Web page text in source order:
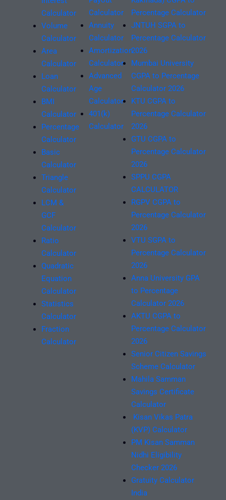
Calculator
Volume
Calculator
Area
Calculator
Loan
Calculator
BMI
Calculator
Percentage
Calculator
Basic
Calculator
Triangle
Calculator
LCM &
GCF
Calculator
Ratio
Calculator
Quadratic
Equation
Calculator
Statistics
Calculator
Fraction
Calculator
Calculator
Annuity
Calculator
Amortization
Calculator
Advanced
Age
Calculator
401(k)
Calculator
Percentage Calculator
JNTUH SGPA to
Percentage Calculator
2026
Mumbai University
CGPA to Percentage
Calculator 2026
KTU CGPA to
Percentage Calculator
2026
GTU CGPA to
Percentage Calculator
2026
SPPU CGPA
CALCULATOR
RGPV CGPA to
Percentage Calculator
2026
VTU SGPA to
Percentage Calculator
2026
Anna University GPA
to Percentage
Calculator 2026
AKTU CGPA to
Percentage Calculator
2026
Senior Citizen Savings
Scheme Calculator
Mahila Samman
Savings Certificate
Calculator
Kisan Vikas Patra
(KVP) Calculator
PM Kisan Samman
Nidhi Eligibility
Checker 2026
Gratuity Calculator
India